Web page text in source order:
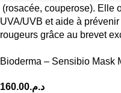
(rosacée, couperose). Elle
UVA/UVB et aide à
rougeurs grâce au brevet
Bioderma – Sensibio Mask
د.م.160.00